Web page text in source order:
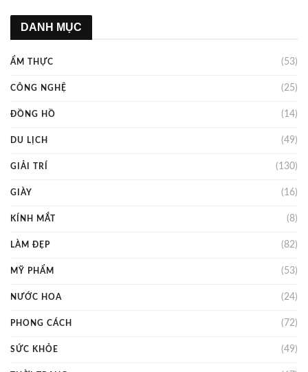
DANH MỤC
ẨM THỰC (53)
CÔNG NGHỆ (25)
ĐỒNG HỒ (14)
DU LỊCH (49)
GIẢI TRÍ (130)
GIÀY (16)
KÍNH MẮT (8)
LÀM ĐẸP (82)
MỸ PHẨM (53)
NƯỚC HOA (24)
PHONG CÁCH (72)
SỨC KHỎE (49)